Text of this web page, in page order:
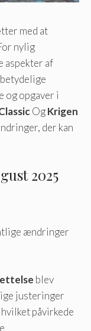
med at
nylig
aspekter af
og opgaver i
OgKrigen
der kan
2025
ændringer
blev
justeringer
påvirkede